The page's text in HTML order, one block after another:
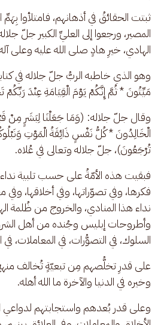
ثبتت الحقائقُ في أذهانهم، فامتلأوا
المصير، ورجعوا إلى العليِّ الكبير جلّ
الهادي، خيرِ هادٍ صلى الله عليه وعلى
وهو الذي خاطبه الربُّ جلّ جلاله في
مَيِّتُونَ * ثُمَّ إِنَّكُمْ يَوْمَ الْقِيَامَةِ عِنْدَ
وقال جلّ جلاله: (وَمَا جَعَلْنَا لِبَشَرٍ مِنْ
الْخَالِدُونَ * كُلُّ نَفْسٍ ذَائِقَةُ الْمَوْتِ
تُرْجَعُونَ)، جلّ جلاله وتعالى في عُلاه.
فبقيت هذه الأمّةُ على حسب تلبية نداء
فكرها، وفي تصوّراتها، وفي أخلاقها،
نداء هذا المنادي، والخروج من ظُلمة
وأطروحات إبليس وجُنده من أهل الشرق
السلوك، في التصوُّرات، في المعاملات، في
على قدرِ تخلُّصهم مِن تبعيّةٍ تُخالف
وخيره في الدنيا والآخرة ما الله أهله.
وعلى قدر بُعدهم واستجابتهم لدواعي